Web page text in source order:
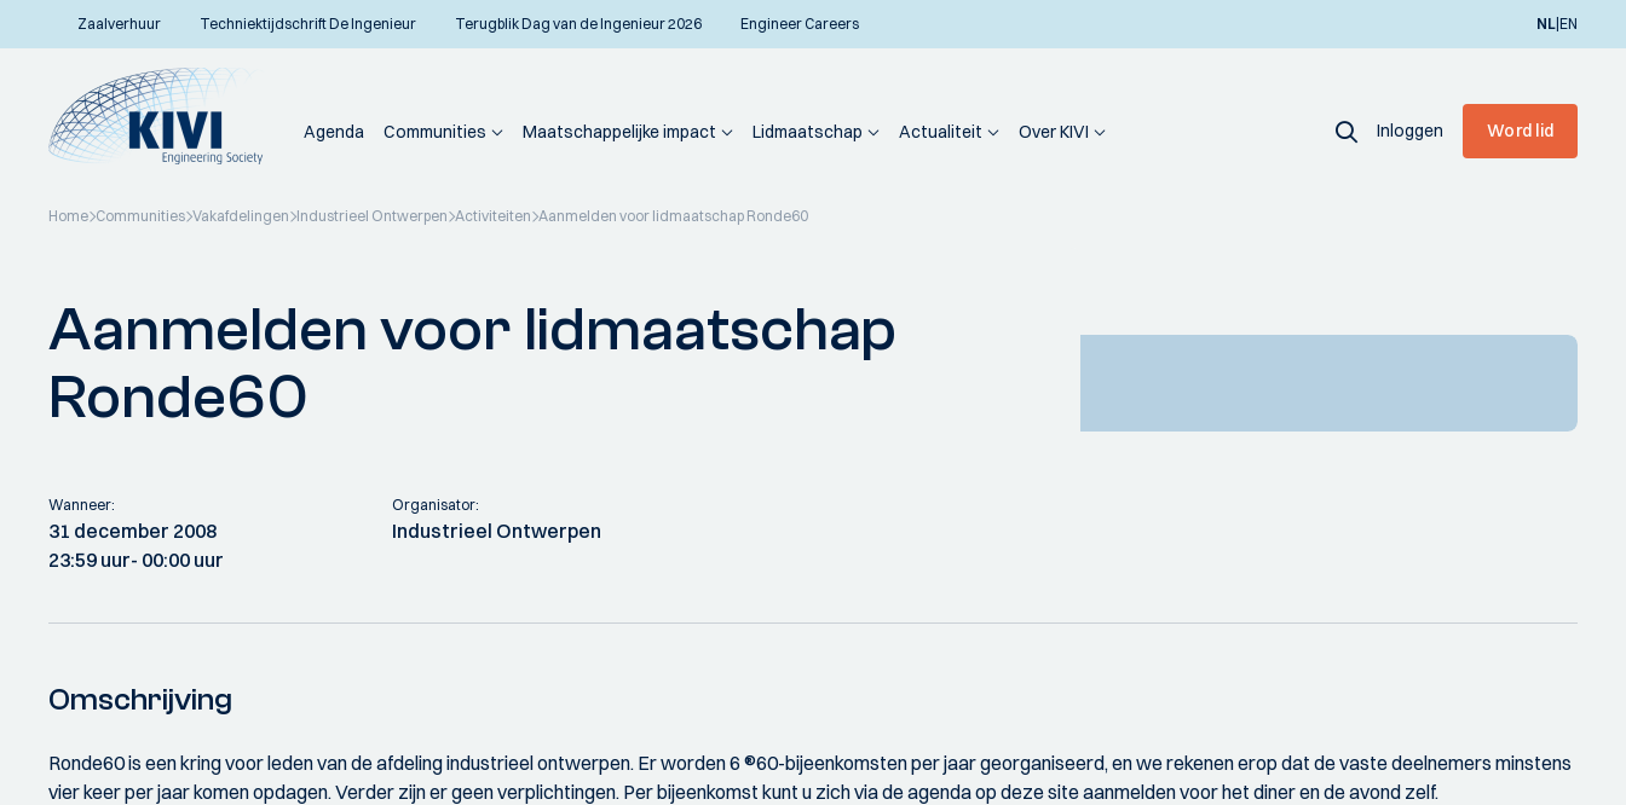
Zaalverhuur Techniektijdschrift De Ingenieur Terugblik Dag van de Ingenieur 2026 Engineer Careers NL|EN
Agenda Communities Maatschappelijke impact Lidmaatschap Actualiteit Over KIVI Inloggen Word lid
Home Communities Vakafdelingen Industrieel Ontwerpen Activiteiten Aanmelden voor lidmaatschap Ronde60
Aanmelden voor lidmaatschap
Ronde60
Wanneer:
31 december 2008
23:59 uur- 00:00 uur
Organisator:
Industrieel Ontwerpen
Omschrijving
Ronde60 is een kring voor leden van de afdeling industrieel ontwerpen. Er worden 6 ®60-bijeenkomsten per jaar georganiseerd, en we rekenen erop dat de vaste deelnemers minstens
vier keer per jaar komen opdagen. Verder zijn er geen verplichtingen. Per bijeenkomst kunt u zich via de agenda op deze site aanmelden voor het diner en de avond zelf.